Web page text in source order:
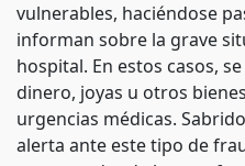
vulnerables, haciéndose
informan sobre la grave
hospital. En estos casos,
dinero, joyas u otros
urgencias médicas.
alerta ante este tipo de